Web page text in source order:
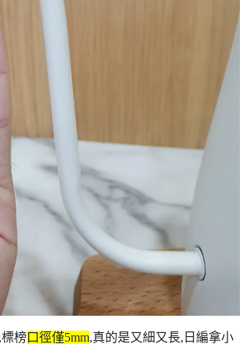
榜口徑僅5mm,真的是又細又長,日編拿小